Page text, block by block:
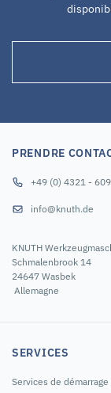
PRENDRE
+49 (0) 4321 -
info@knuth.de
KNUTH
Schmalenbrook 14
24647 Wasbek
Allemagne
SERVICES
Services de démarrage